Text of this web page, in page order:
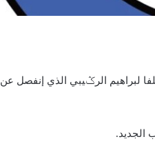
لبراهيم الرݣيبي الذي إنفصل
الجديد.